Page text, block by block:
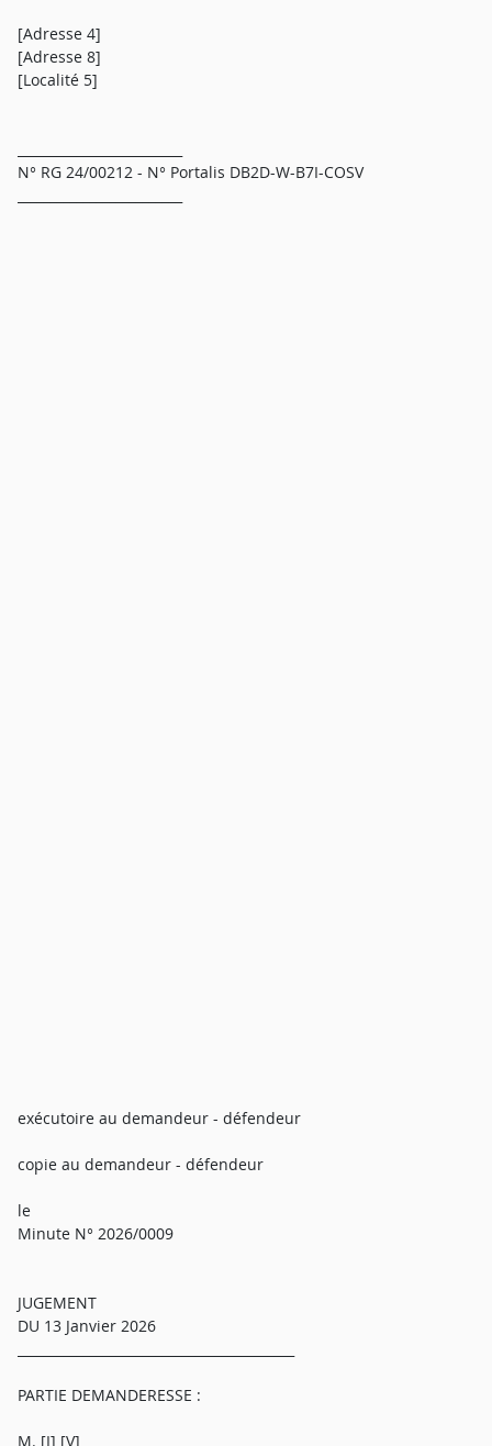
[Adresse 4]
[Adresse 8]
[Localité 5]
N° RG 24/00212 - N° Portalis DB2D-W-B7I-COSV
exécutoire au demandeur - défendeur
copie au demandeur - défendeur
le
Minute N° 2026/0009
JUGEMENT
DU 13 Janvier 2026
PARTIE DEMANDERESSE :
M. [I] [V]